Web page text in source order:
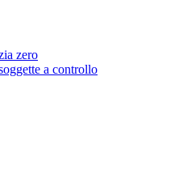
zero
a controllo